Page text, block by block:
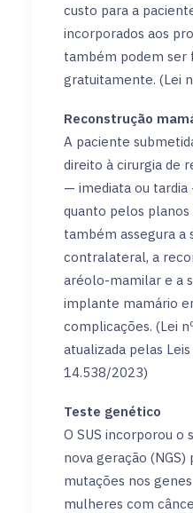
custo para a
incorporados aos
também podem ser
gratuitamente. (Lei
Reconstrução
A paciente
direito à cirurgia de
— imediata ou
quanto pelos planos
também assegura a
contralateral, a
aréolo-mamilar e a
implante mamário
complicações. (Lei
atualizada pelas
14.538/2023)
Teste genético
O SUS incorporou o
nova geração
mutações nos
mulheres com